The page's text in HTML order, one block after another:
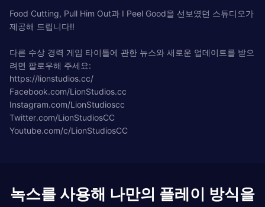
Food Cutting, Pull Him Out과 I Peel Good을 선보였던 스튜디오가
제공해 드립니다!!
다른 수상 경력 게임 타이틀에 관한 뉴스와 새로운 업데이트를 받으
려면 팔로우해 주세요:
https://lionstudios.cc/
Facebook.com/LionStudios.cc
Instagram.com/LionStudioscc
Twitter.com/LionStudiosCC
Youtube.com/c/LionStudiosCC
녹스를 사용해 나만의 플레이 방식을